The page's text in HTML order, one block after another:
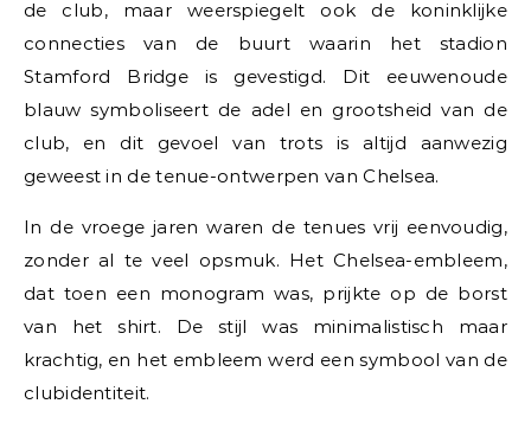
de club, maar weerspiegelt ook de koninklijke
connecties van de buurt waarin het stadion
Stamford Bridge is gevestigd. Dit eeuwenoude
blauw symboliseert de adel en grootsheid van de
club, en dit gevoel van trots is altijd aanwezig
geweest in de tenue-ontwerpen van Chelsea.
In de vroege jaren waren de tenues vrij eenvoudig,
zonder al te veel opsmuk. Het Chelsea-embleem,
dat toen een monogram was, prijkte op de borst
van het shirt. De stijl was minimalistisch maar
krachtig, en het embleem werd een symbool van de
clubidentiteit.